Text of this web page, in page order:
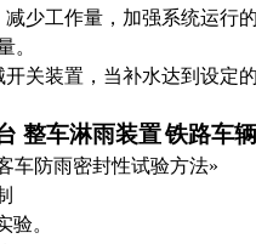
少工作量，加强系统运行的
。
关装置，当补水达到设定
整车淋雨装置铁路车
车防雨密封性试验方法»
验。